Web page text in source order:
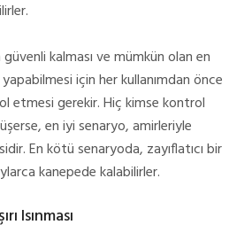
kalması ve mümkün olan en
için her kullanımdan önce
etmesi gerekir. Hiç kimse kontrol
en iyi senaryo, amirleriyle
En kötü senaryoda, zayıflatıcı bir
kanepede kalabilirler.
Isınması